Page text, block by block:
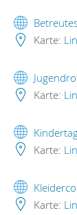
Karte:
Karte:
Karte:
Karte: